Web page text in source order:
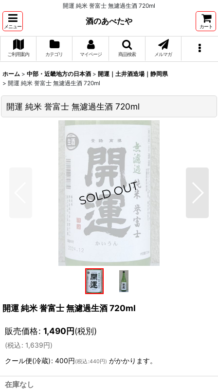
開運 純米 誉富士 無濾過生酒 720ml
メニュー
酒のあべたや
カート
ご利用案内 カテゴリ マイページ 商品検索 メルマガ
ホーム > 中部・近畿地方の日本酒 > 開運｜土井酒造場｜静岡県
> 開運 純米 誉富士 無濾過生酒 720ml
開運 純米 誉富士 無濾過生酒 720ml
開運 純米 誉富士 無濾過生酒 720ml
販売価格: 1,490円(税別)
(税込: 1,639円)
クール便(冷蔵): 400円(税込 :440円 ) がかかります。
在庫なし